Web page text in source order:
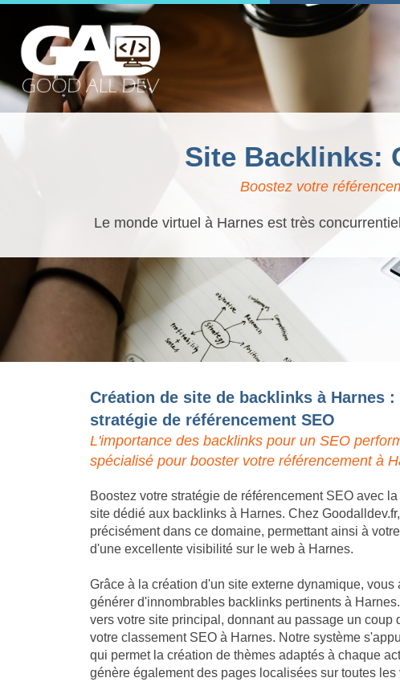
Site Backlinks:
Boostez votre
Le monde virtuel à Harnes est très
Création de site de backlinks à Harnes
stratégie de référencement SEO
L'importance des backlinks pour un SEO
spécialisé pour booster votre référencement à
Boostez votre stratégie de référencement SEO avec
site dédié aux backlinks à Harnes. Chez
précisément dans ce domaine, permettant ainsi à
d'une excellente visibilité sur le web à Harnes.
Grâce à la création d'un site externe dynamique,
générer d'innombrables backlinks pertinents à
vers votre site principal, donnant au passage un coup
votre classement SEO à Harnes. Notre système
qui permet la création de thèmes adaptés à chaque
génère également des pages localisées sur toutes